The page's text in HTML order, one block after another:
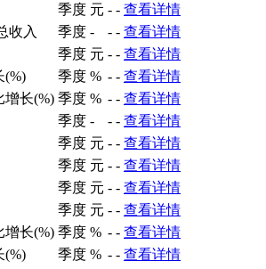
季度 元 - - 查看详情
收入
季度 - - - 查看详情
季度 元 - - 查看详情
(%)
季度 % - - 查看详情
增长(%) 季度 % - - 查看详情
季度 - - - 查看详情
季度 元 - - 查看详情
季度 元 - - 查看详情
季度 元 - - 查看详情
季度 元 - - 查看详情
增长(%) 季度 % - - 查看详情
(%)
季度 % - - 查看详情